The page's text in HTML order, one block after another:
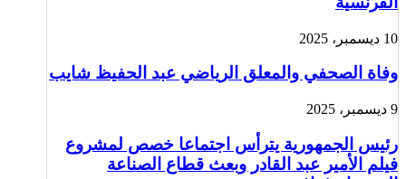
10 ديسمبر، 2025
وفاة الصحفي والمعلق الرياضي عبد الحفيظ شايب
9 ديسمبر، 2025
رئيس الجمهورية يترأس اجتماعا خصص لمشروع
فيلم الأمير عبد القادر وبعث قطاع الصناعة